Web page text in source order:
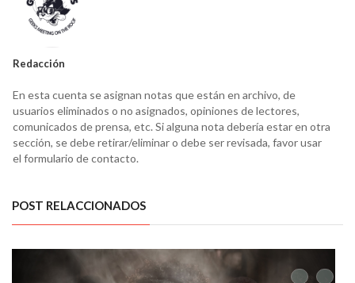
Redacción
En esta cuenta se asignan notas que están en archivo, de
usuarios eliminados o no asignados, opiniones de lectores,
comunicados de prensa, etc. Si alguna nota debería estar en otra
sección, se debe retirar/eliminar o debe ser revisada, favor usar
el formulario de contacto.
POST RELACCIONADOS